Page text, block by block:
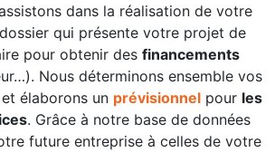
dans la réalisation de votre
qui présente votre projet de
pour obtenir des financements
Nous déterminons ensemble vos
et élaborons un prévisionnel pour les
. Grâce à notre base de données
future entreprise à celles de votre